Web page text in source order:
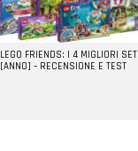
LEGO FRIENDS: I 4 MIGLIORI SET
[ANNO] – RECENSIONE E TEST